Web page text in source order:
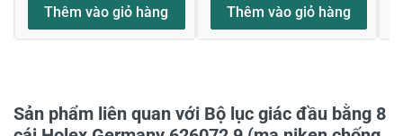
Tiêu đề của nhận xét *
Thêm vào giỏ hàng Thêm vào giỏ hàng
Sản phẩm liên quan với Bộ lục giác đầu bằng 8